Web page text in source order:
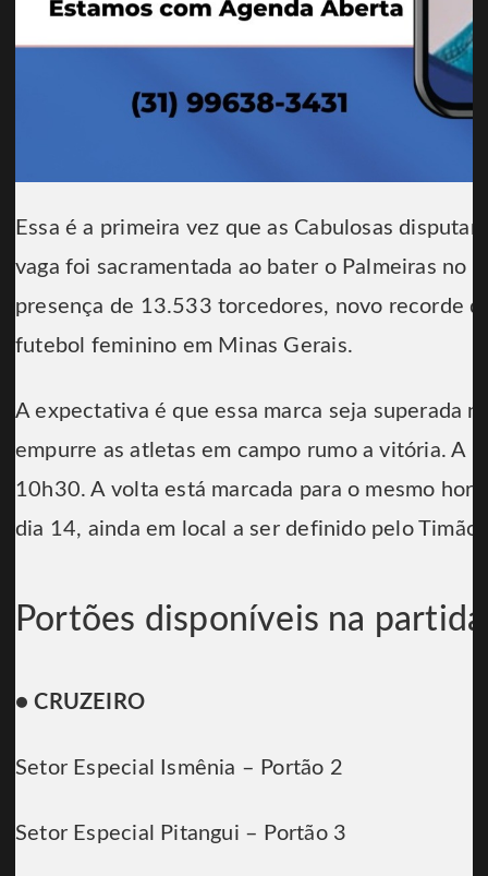
Essa é a primeira vez que as Cabulosas
vaga foi sacramentada ao bater o Palmeiras no
presença de 13.533 torcedores, novo recorde
futebol feminino em Minas Gerais.
A expectativa é que essa marca seja superada
empurre as atletas em campo rumo a vitória. A
10h30. A volta está marcada para o mesmo
dia 14, ainda em local a ser definido pelo
Portões disponíveis na
● CRUZEIRO
Setor Especial Ismênia – Portão 2
Setor Especial Pitangui – Portão 3